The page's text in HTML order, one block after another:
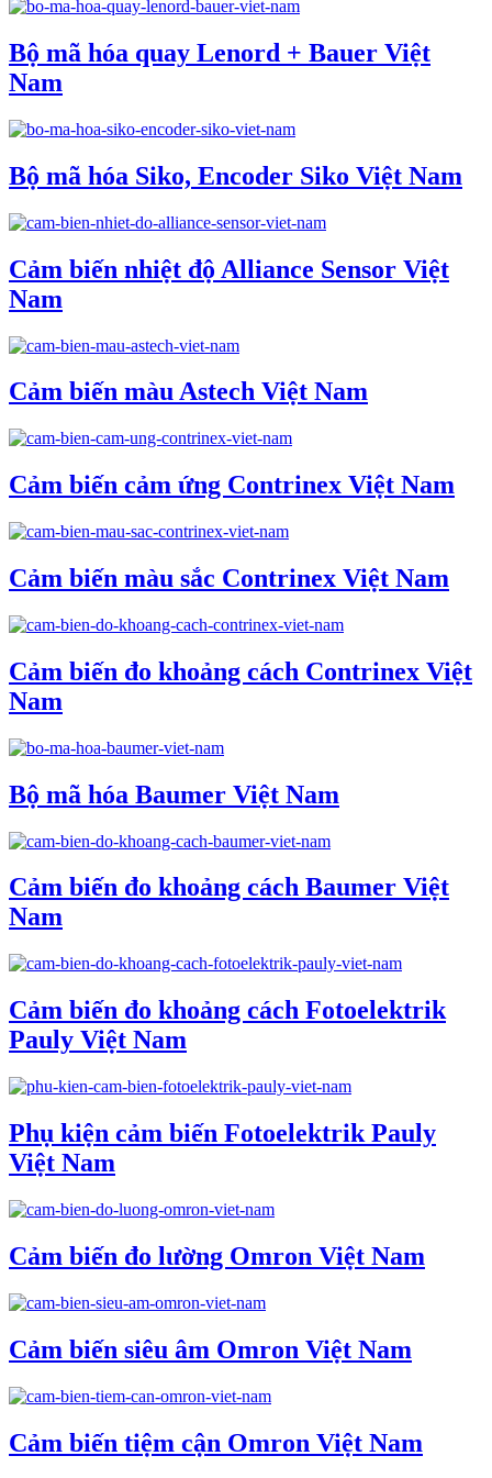
Bộ mã hóa quay Lenord + Bauer Việt
Nam
Bộ mã hóa Siko, Encoder Siko Việt Nam
Cảm biến nhiệt độ Alliance Sensor Việt
Nam
Cảm biến màu Astech Việt Nam
Cảm biến cảm ứng Contrinex Việt Nam
Cảm biến màu sắc Contrinex Việt Nam
Cảm biến đo khoảng cách Contrinex Việt
Nam
Bộ mã hóa Baumer Việt Nam
Cảm biến đo khoảng cách Baumer Việt
Nam
Cảm biến đo khoảng cách Fotoelektrik
Pauly Việt Nam
Phụ kiện cảm biến Fotoelektrik Pauly
Việt Nam
Cảm biến đo lường Omron Việt Nam
Cảm biến siêu âm Omron Việt Nam
Cảm biến tiệm cận Omron Việt Nam